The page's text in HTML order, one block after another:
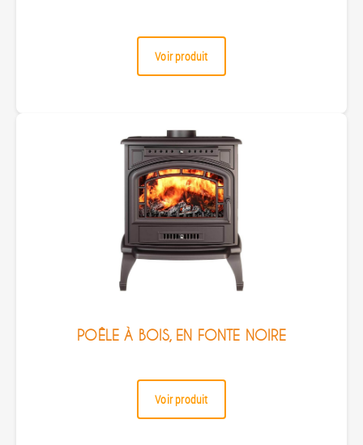
Voir produit
POÊLE À BOIS, EN FONTE NOIRE
Voir produit